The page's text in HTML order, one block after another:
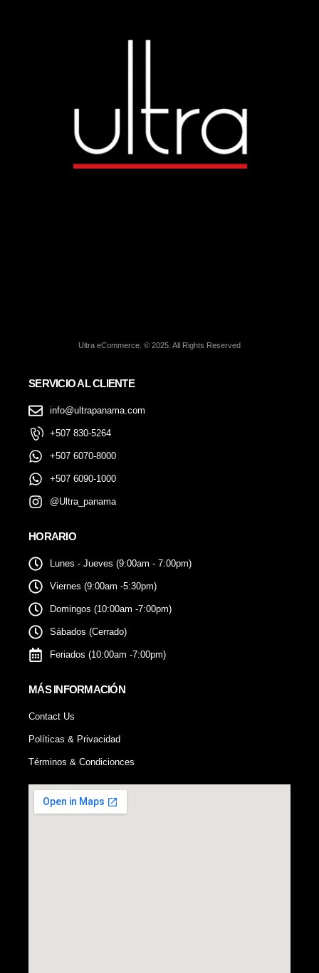
Ultra eCommerce. © 2025. All Rights Reserved
SERVICIO AL CLIENTE
info@ultrapanama.com
+507 830-5264
+507 6070-8000
+507 6090-1000
@Ultra_panama
HORARIO
Lunes - Jueves (9:00am - 7:00pm)
Viernes (9:00am -5:30pm)
Domingos (10:00am -7:00pm)
Sábados (Cerrado)
Feriados (10:00am -7:00pm)
MÁS INFORMACIÓN
Contact Us
Políticas & Privacidad
Términos & Condicionces